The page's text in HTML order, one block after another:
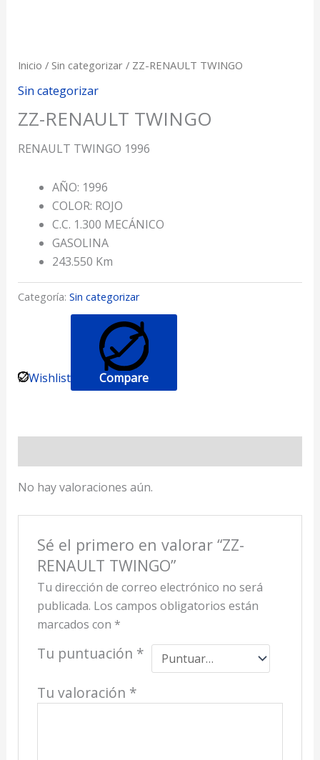
Inicio / Sin categorizar/ ZZ-RENAULT TWINGO
Sin categorizar
ZZ-RENAULT TWINGO
RENAULT TWINGO 1996
AÑO: 1996
COLOR: ROJO
C.C. 1.300 MECÁNICO
GASOLINA
243.550 Km
Categoría: Sin categorizar
Wishlist Compare
No hay valoraciones aún.
Sé el primero en valorar “ZZ-
RENAULT TWINGO”
Tu dirección de correo electrónico no será
publicada. Los campos obligatorios están
marcados con *
Tu puntuación *
Tu valoración *